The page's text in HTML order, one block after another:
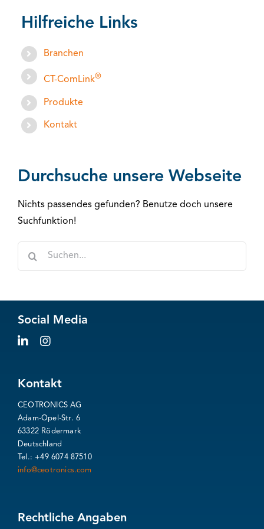
Hilfreiche Links
Branchen
CT-ComLink®
Produkte
Kontakt
Durchsuche unsere Webseite
Nichts passendes gefunden? Benutze doch unsere
Suchfunktion!
Social Media
Kontakt
CEOTRONICS AG
Adam-Opel-Str. 6
63322 Rödermark
Deutschland
Tel.: +49 6074 87510
info@ceotronics.com
Rechtliche Angaben